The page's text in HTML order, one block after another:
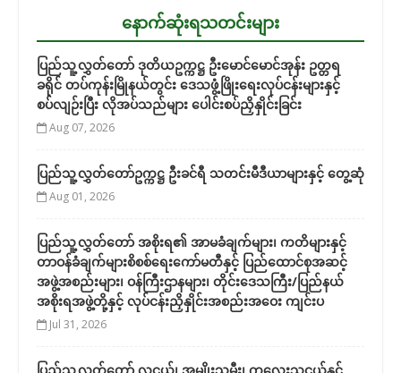
နောက်ဆုံးရသတင်းများ
ပြည်သူ့လွှတ်တော် ဒုတိယဥက္ကဋ္ဌ ဦးမောင်မောင်အုန်း ဥတ္တရ
ခရိုင် တပ်ကုန်းမြိုနယ်တွင်း ဒေသဖွံ့ဖြိုးရေးလုပ်ငန်းများနှင့်
စပ်လျဉ်းပြီး လိုအပ်သည်များ ပေါင်းစပ်ညှိနှိုင်းခြင်း
Aug 07, 2026
ပြည်သူ့လွှတ်တော်ဥက္ကဋ္ဌ ဦးခင်ရီ သတင်းမီဒီယာများနှင့် တွေ့ဆုံ
Aug 01, 2026
ပြည်သူ့လွှတ်တော် အစိုးရ၏ အာမခံချက်များ၊ ကတိများနှင့်
တာဝန်ခံချက်များစိစစ်ရေးကော်မတီနှင့် ပြည်ထောင်စုအဆင့်
အဖွဲ့အစည်းများ၊ ဝန်ကြီးဌာနများ၊ တိုင်းဒေသကြီး/ပြည်နယ်
အစိုးရအဖွဲ့တို့နှင့် လုပ်ငန်းညှိနှိုင်းအစည်းအဝေး ကျင်းပ
Jul 31, 2026